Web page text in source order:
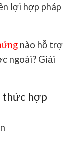
lợi hợp pháp
nào hỗ trợ
ngoài? Giải
thức hợp